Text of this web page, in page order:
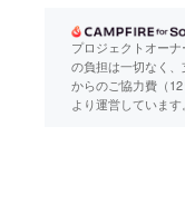
プロジェクトオー
の負担は一切なく、
からのご協力費（
より運営しています。